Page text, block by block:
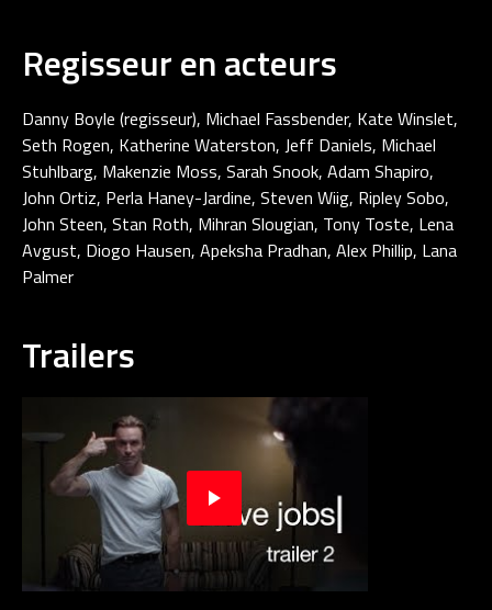
Regisseur en acteurs
Danny Boyle (regisseur), Michael Fassbender, Kate Winslet,
Seth Rogen, Katherine Waterston, Jeff Daniels, Michael
Stuhlbarg, Makenzie Moss, Sarah Snook, Adam Shapiro,
John Ortiz, Perla Haney-Jardine, Steven Wiig, Ripley Sobo,
John Steen, Stan Roth, Mihran Slougian, Tony Toste, Lena
Avgust, Diogo Hausen, Apeksha Pradhan, Alex Phillip, Lana
Palmer
Trailers